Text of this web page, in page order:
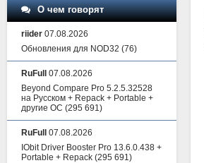
О чем говорят
riider 07.08.2026
Обновления для NOD32 (76)
RuFull
07.08.2026
Beyond Compare Pro 5.2.5.32528
на Русском + Repack + Portable +
другие ОС (295 691)
RuFull
07.08.2026
IObit Driver Booster Pro 13.6.0.438 +
Portable + Repack (295 691)